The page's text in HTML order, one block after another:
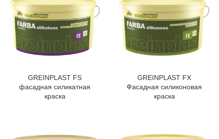
GREINPLAST FS
фасадная силикатная
краска
GREINPLAST FX
Фасадная силиконовая
краска